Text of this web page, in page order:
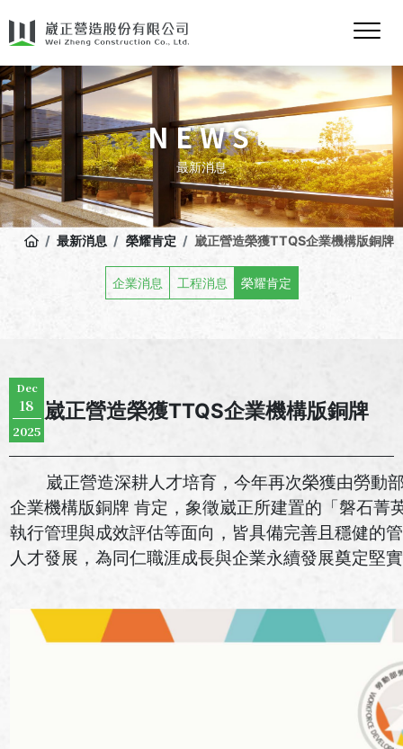
NEWS
最新消息
最新消息 榮耀肯定 崴正營造榮獲TTQS企業機構版銅牌
企業消息 工程消息 榮耀肯定
Dec
18
2025
崴正營造榮獲TTQS企業機構版銅牌
崴正營造深耕人才培育，今年再次榮獲由勞動部
企業機構版銅牌 肯定，象徵崴正所建置的「磐石菁
執行管理與成效評估等面向，皆具備完善且穩健的
人才發展，為同仁職涯成長與企業永續發展奠定堅